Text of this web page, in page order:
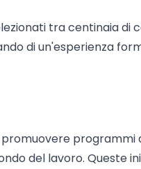
tra centinaia di
di un'esperienza
promuovere
del lavoro. Queste